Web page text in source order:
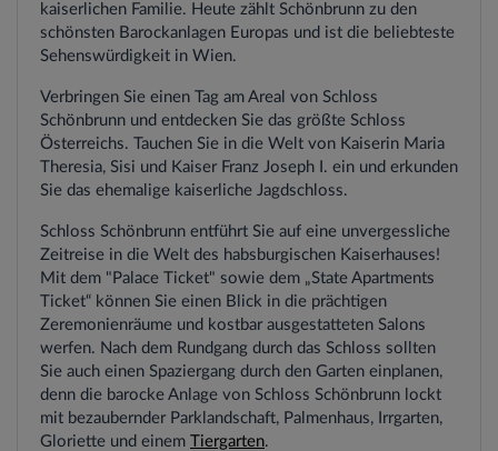
kaiserlichen Familie. Heute zählt Schönbrunn zu den
schönsten Barockanlagen Europas und ist die beliebteste
Sehenswürdigkeit in Wien.
Verbringen Sie einen Tag am Areal von Schloss
Schönbrunn und entdecken Sie das größte Schloss
Österreichs. Tauchen Sie in die Welt von Kaiserin Maria
Theresia, Sisi und Kaiser Franz Joseph I. ein und erkunden
Sie das ehemalige kaiserliche Jagdschloss.
Schloss Schönbrunn entführt Sie auf eine unvergessliche
Zeitreise in die Welt des habsburgischen Kaiserhauses!
Mit dem "Palace Ticket" sowie dem „State Apartments
Ticket“ können Sie einen Blick in die prächtigen
Zeremonienräume und kostbar ausgestatteten Salons
werfen. Nach dem Rundgang durch das Schloss sollten
Sie auch einen Spaziergang durch den Garten einplanen,
denn die barocke Anlage von Schloss Schönbrunn lockt
mit bezaubernder Parklandschaft, Palmenhaus, Irrgarten,
Gloriette und einem Tiergarten.